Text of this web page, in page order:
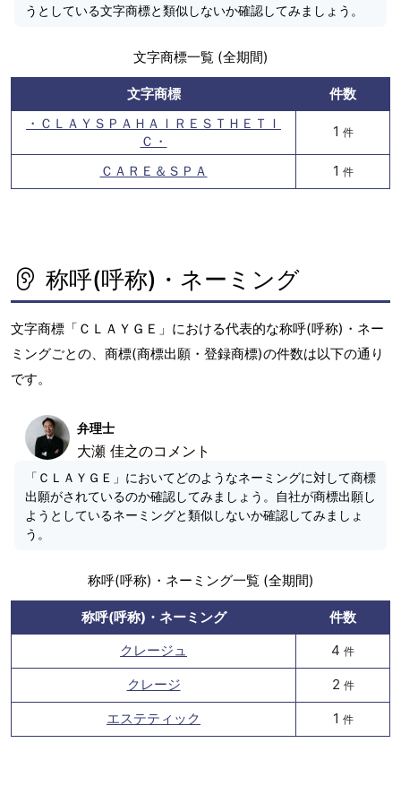
うとしている文字商標と類似しないか確認してみましょう。
文字商標一覧 (全期間)
文字商標
件数
・ＣＬＡＹＳＰＡＨＡＩＲＥＳＴＨＥＴＩ
Ｃ・
1 件
ＣＡＲＥ＆ＳＰＡ 1 件
称呼(呼称)・ネーミング
文字商標「ＣＬＡＹＧＥ」における代表的な称呼(呼称)・ネー
ミングごとの、商標(商標出願・登録商標)の件数は以下の通り
です。
弁理士
大瀬 佳之のコメント
「ＣＬＡＹＧＥ」においてどのようなネーミングに対して商標
出願がされているのか確認してみましょう。自社が商標出願し
ようとしているネーミングと類似しないか確認してみましょ
う。
称呼(呼称)・ネーミング一覧 (全期間)
称呼(呼称)・ネーミング
件数
クレージュ
4 件
クレージ 2 件
エステティック 1 件